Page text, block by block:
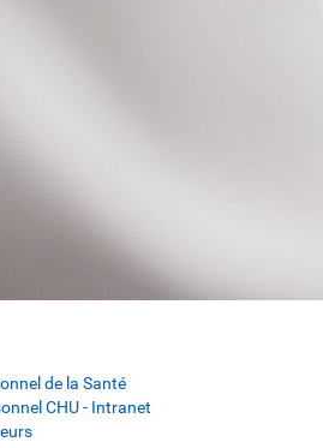
de la Santé
CHU - Intranet